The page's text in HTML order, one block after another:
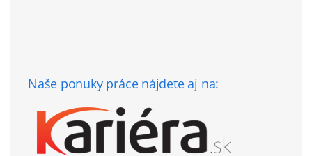
Naše ponuky práce nájdete aj na: